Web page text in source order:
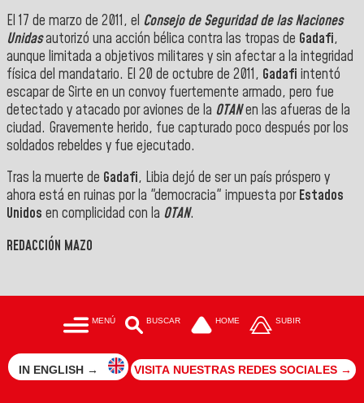
El 17 de marzo de 2011, el Consejo de Seguridad de las Naciones
Unidasautorizó una acción bélica contra las tropas de Gadafi,
aunque limitada a objetivos militares y sin afectar a la integridad
física del mandatario. El 20 de octubre de 2011, Gadafi intentó
escapar de Sirte en un convoy fuertemente armado, pero fue
detectado y atacado por aviones de la OTANen las afueras de la
ciudad. Gravemente herido, fue capturado poco después por los
soldados rebeldes y fue ejecutado.
Tras la muerte de Gadafi, Libia dejó de ser un país próspero y
ahora está en ruinas por la "democracia" impuesta porEstados
Unidos en complicidad con la OTAN.
REDACCIÓN MAZO
MENÚ BUSCAR HOME SUBIR
IN ENGLISH → VISITA NUESTRAS REDES SOCIALES →